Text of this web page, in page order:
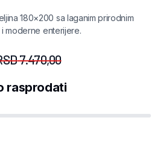
180×200 sa laganim prirodnim
moderne enterijere.
7.470,00
rasprodati